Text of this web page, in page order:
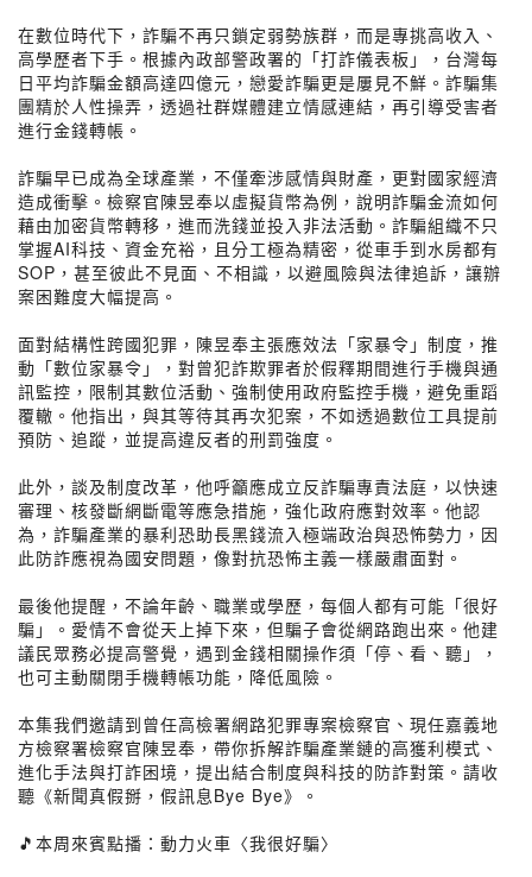
在數位時代下，詐騙不再只鎖定弱勢族群，而是專挑高收入、
高學歷者下手。根據內政部警政署的「打詐儀表板」，台灣每
日平均詐騙金額高達四億元，戀愛詐騙更是屢見不鮮。詐騙集
團精於人性操弄，透過社群媒體建立情感連結，再引導受害者
進行金錢轉帳。
詐騙早已成為全球產業，不僅牽涉感情與財產，更對國家經濟
造成衝擊。檢察官陳昱奉以虛擬貨幣為例，說明詐騙金流如何
藉由加密貨幣轉移，進而洗錢並投入非法活動。詐騙組織不只
掌握AI科技、資金充裕，且分工極為精密，從車手到水房都有
SOP，甚至彼此不見面、不相識，以避風險與法律追訴，讓辦
案困難度大幅提高。
面對結構性跨國犯罪，陳昱奉主張應效法「家暴令」制度，推
動「數位家暴令」，對曾犯詐欺罪者於假釋期間進行手機與通
訊監控，限制其數位活動、強制使用政府監控手機，避免重蹈
覆轍。他指出，與其等待其再次犯案，不如透過數位工具提前
預防、追蹤，並提高違反者的刑罰強度。
此外，談及制度改革，他呼籲應成立反詐騙專責法庭，以快速
審理、核發斷網斷電等應急措施，強化政府應對效率。他認
為，詐騙產業的暴利恐助長黑錢流入極端政治與恐怖勢力，因
此防詐應視為國安問題，像對抗恐怖主義一樣嚴肅面對。
最後他提醒，不論年齡、職業或學歷，每個人都有可能「很好
騙」。愛情不會從天上掉下來，但騙子會從網路跑出來。他建
議民眾務必提高警覺，遇到金錢相關操作須「停、看、聽」，
也可主動關閉手機轉帳功能，降低風險。
本集我們邀請到曾任高檢署網路犯罪專案檢察官、現任嘉義地
方檢察署檢察官陳昱奉，帶你拆解詐騙產業鏈的高獲利模式、
進化手法與打詐困境，提出結合制度與科技的防詐對策。請收
聽《新聞真假掰，假訊息Bye Bye》。
🎵本周來賓點播：動力火車〈我很好騙〉